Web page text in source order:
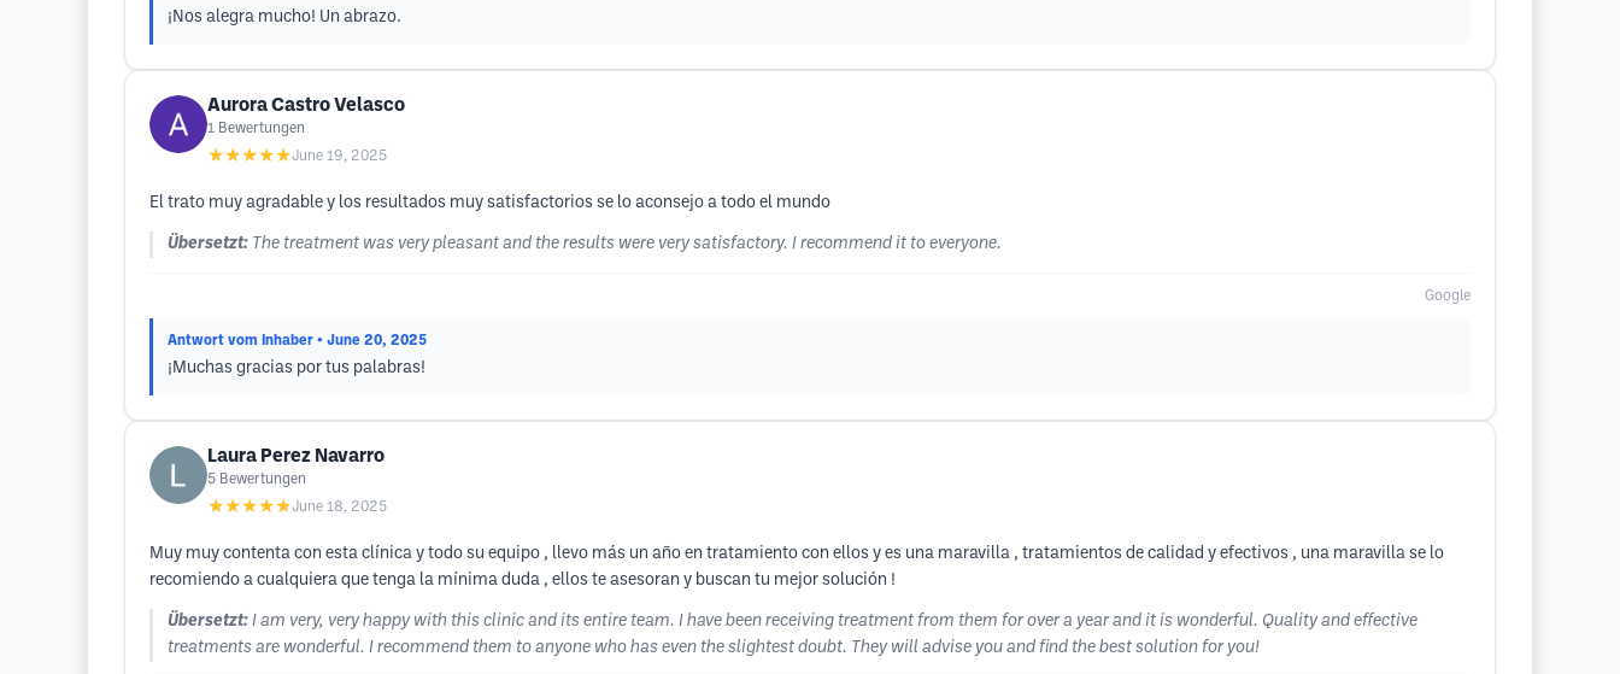
¡Nos alegra mucho! Un abrazo.
Aurora Castro Velasco
1 Bewertungen
★★★★★June 19, 2025
El trato muy agradable y los resultados muy satisfactorios se lo aconsejo a todo el mundo
Übersetzt: The treatment was very pleasant and the results were very satisfactory. I recommend it to everyone.
Google
Antwort vom Inhaber • June 20, 2025
¡Muchas gracias por tus palabras!
Laura Perez Navarro
5 Bewertungen
★★★★★June 18, 2025
Muy muy contenta con esta clínica y todo su equipo , llevo más un año en tratamiento con ellos y es una maravilla , tratamientos de calidad y efectivos , una maravilla se lo
recomiendo a cualquiera que tenga la mínima duda , ellos te asesoran y buscan tu mejor solución !
Übersetzt: I am very, very happy with this clinic and its entire team. I have been receiving treatment from them for over a year and it is wonderful. Quality and effective
treatments are wonderful. I recommend them to anyone who has even the slightest doubt. They will advise you and find the best solution for you!